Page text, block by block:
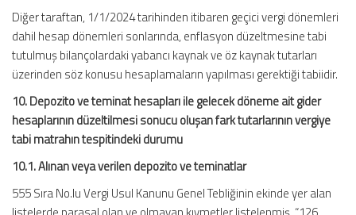
Diğer taraftan, 1/1/2024 tarihinden itibaren geçici vergi dönemleri
dahil hesap dönemleri sonlarında, enflasyon düzeltmesine tabi
tutulmuş bilançolardaki yabancı kaynak ve öz kaynak tutarları
üzerinden söz konusu hesaplamaların yapılması gerektiği tabiidir.
10. Depozito ve teminat hesapları ile gelecek döneme ait gider
hesaplarının düzeltilmesi sonucu oluşan fark tutarlarının vergiye
tabi matrahın tespitindeki durumu
10.1. Alınan veya verilen depozito ve teminatlar
555 Sıra No.lu Vergi Usul Kanunu Genel Tebliğinin ekinde yer alan